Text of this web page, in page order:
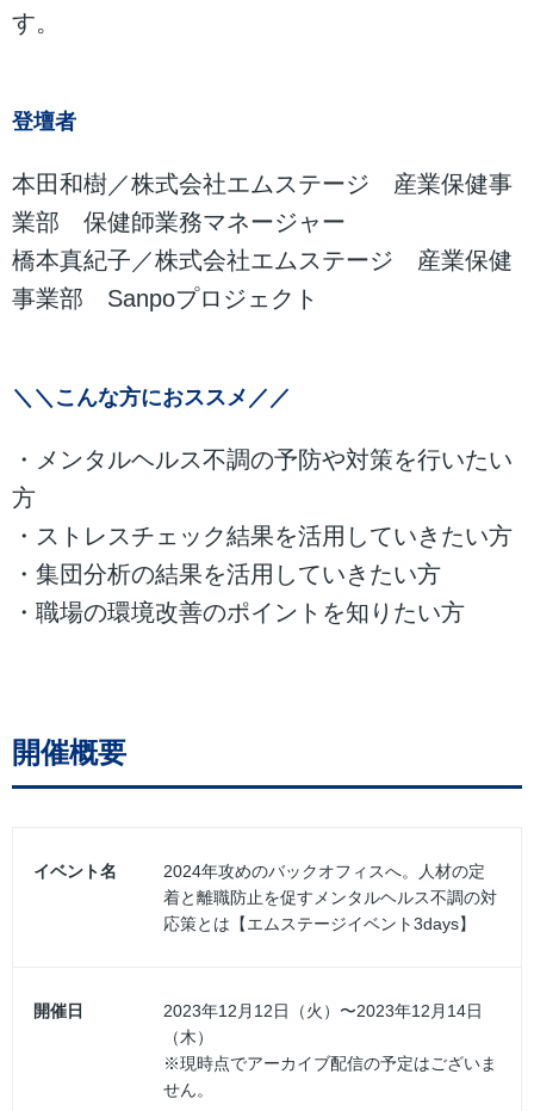
す。
登壇者
本田和樹／株式会社エムステージ 産業保健事
業部 保健師業務マネージャー
橋本真紀子／株式会社エムステージ 産業保健
事業部 Sanpoプロジェクト
＼＼こんな方におススメ／／
・メンタルヘルス不調の予防や対策を行いたい
方
・ストレスチェック結果を活用していきたい方
・集団分析の結果を活用していきたい方
・職場の環境改善のポイントを知りたい方
開催概要
イベント名
2024年攻めのバックオフィスへ。人材の定
着と離職防止を促すメンタルヘルス不調の対
応策とは【エムステージイベント3days】
開催日
2023年12月12日（火）〜2023年12月14日
（木）
※現時点でアーカイブ配信の予定はございま
せん。